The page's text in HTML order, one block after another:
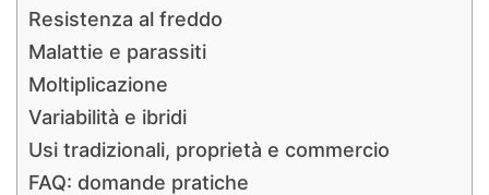
Resistenza al freddo
Malattie e parassiti
Moltiplicazione
Variabilità e ibridi
Usi tradizionali, proprietà e commercio
FAQ: domande pratiche